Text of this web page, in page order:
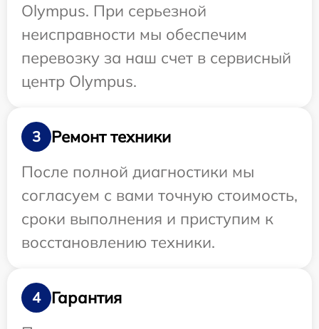
Olympus. При серьезной
неисправности мы обеспечим
перевозку за наш счет в сервисный
центр Olympus.
3
Ремонт техники
После полной диагностики мы
согласуем с вами точную стоимость,
сроки выполнения и приступим к
восстановлению техники.
4
Гарантия